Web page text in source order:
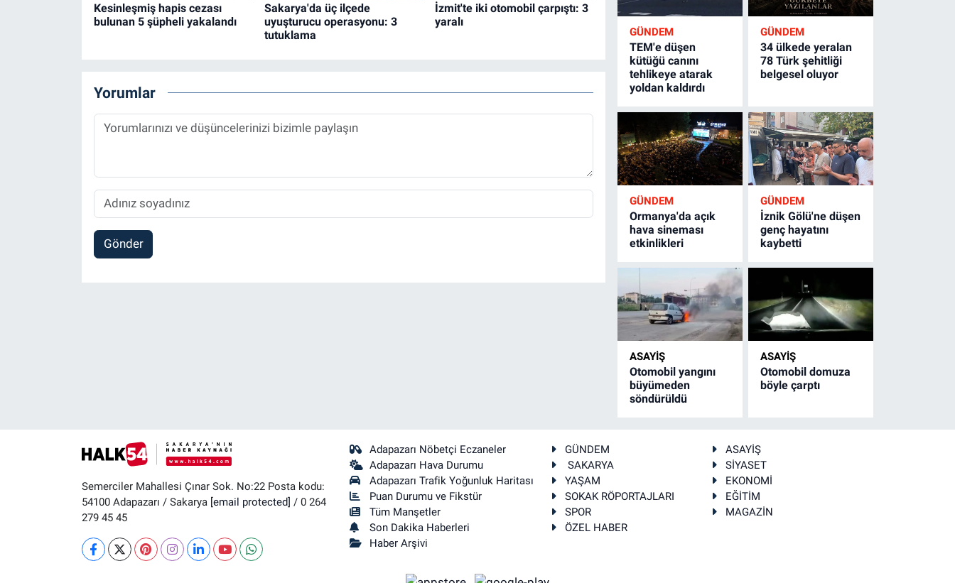
Kesinleşmiş hapis cezası
bulunan 5 şüpheli yakalandı
Sakarya'da üç ilçede
uyuşturucu operasyonu: 3
tutuklama
İzmit'te iki otomobil çarpıştı: 3
yaralı
Yorumlar
Gönder
GÜNDEM
TEM'e düşen
kütüğü canını
tehlikeye atarak
yoldan kaldırdı
GÜNDEM
34 ülkede yeralan
78 Türk şehitliği
belgesel oluyor
GÜNDEM
Ormanya'da açık
hava sineması
etkinlikleri
GÜNDEM
İznik Gölü'ne düşen
genç hayatını
kaybetti
ASAYİŞ
Otomobil yangını
büyümeden
söndürüldü
ASAYİŞ
Otomobil domuza
böyle çarptı
Semerciler Mahallesi Çınar Sok. No:22 Posta kodu:
54100 Adapazarı / Sakarya [email protected] / 0 264
279 45 45
Adapazarı Nöbetçi Eczaneler
Adapazarı Hava Durumu
Adapazarı Trafik Yoğunluk Haritası
Puan Durumu ve Fikstür
Tüm Manşetler
Son Dakika Haberleri
Haber Arşivi
GÜNDEM
ASAYİŞ
SAKARYA
SİYASET
YAŞAM
EKONOMİ
SOKAK RÖPORTAJLARI
EĞİTİM
SPOR
MAGAZİN
ÖZEL HABER